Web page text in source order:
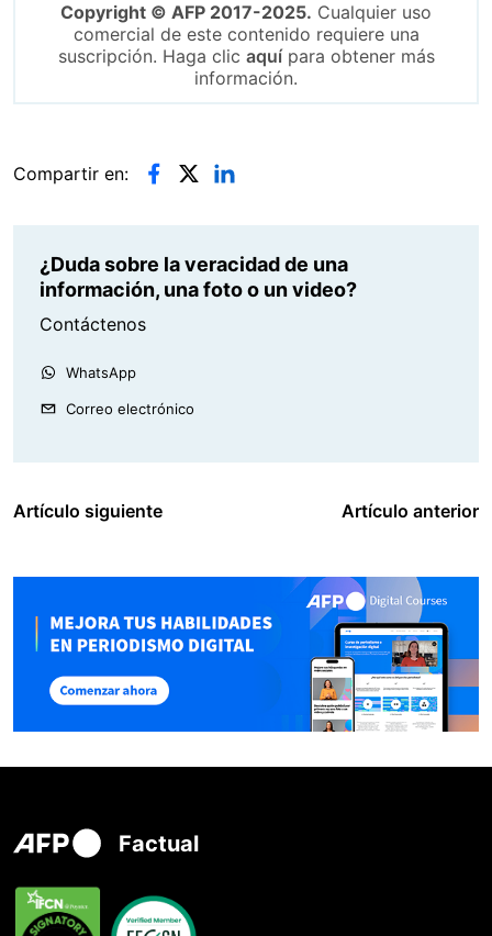
Copyright © AFP 2017-2025. Cualquier uso
comercial de este contenido requiere una
suscripción. Haga clic aquípara obtener más
información.
Compartir en:
¿Duda sobre la veracidad de una
información, una foto o un video?
Contáctenos
WhatsApp
Correo electrónico
Artículo siguiente Artículo anterior
Factual